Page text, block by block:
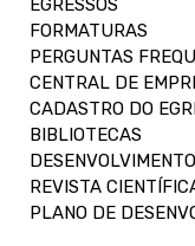
FORMATURAS
PERGUNTAS
CENTRAL DE
CADASTRO DO
BIBLIOTECAS
REVISTA
PLANO DE